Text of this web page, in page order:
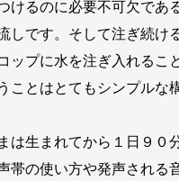
るのに必要不可欠であ
です。そして注ぎ続け
プに水を注ぎ入れるこ
とはとてもシンプルな
生まれてから１日９０
の使い方や発声される